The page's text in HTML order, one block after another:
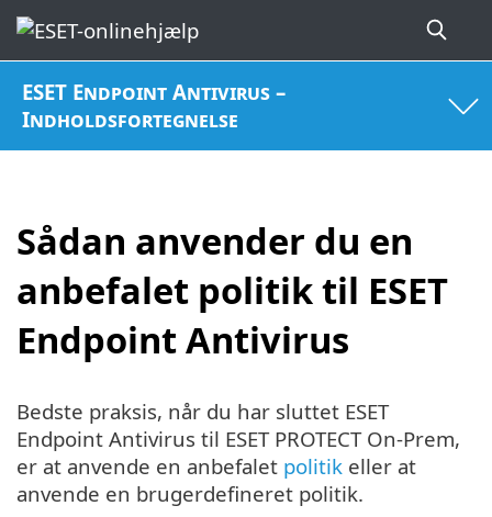
ESET Endpoint Antivirus –
Indholdsfortegnelse
Sådan anvender du en
anbefalet politik til ESET
Endpoint Antivirus
Bedste praksis, når du har sluttet ESET
Endpoint Antivirus til ESET PROTECT On-Prem,
er at anvende en anbefalet politik eller at
anvende en brugerdefineret politik.